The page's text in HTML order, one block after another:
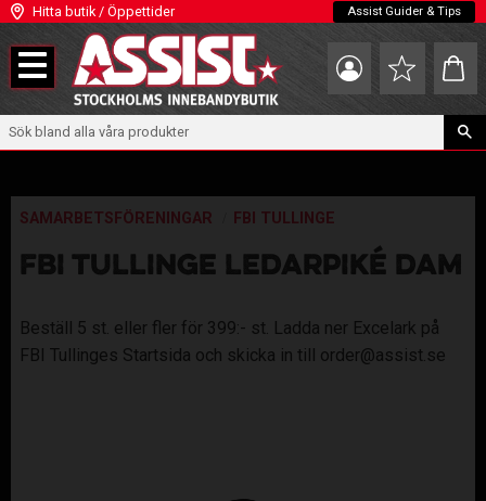
Meny
Hitta butik / Öppettider Assist Guider & Tips
Favoriter
SAMARBETSFÖRENINGAR FBI TULLINGE
FBI TULLINGE LEDARPIKÉ DAM
Beställ 5 st. eller fler för 399:- st. Ladda ner Excelark på
FBI Tullinges Startsida och skicka in till order@assist.se